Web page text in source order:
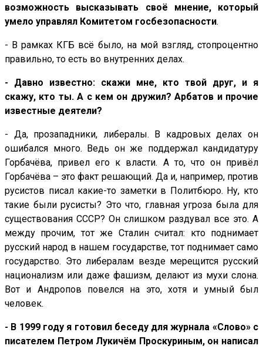
возможность высказывать своё мнение, который
умело управлял Комитетом госбезопасности.
- В рамках КГБ всё было, на мой взгляд, стопроцентно
правильно, то есть во внутренних делах.
- Давно известно: скажи мне, кто твой друг, и я
скажу, кто ты. А с кем он дружил? Арбатов и прочие
известные деятели?
- Да, прозападники, либералы. В кадровых делах он
ошибался много. Ведь он же поддержал кандидатуру
Горбачёва, привел его к власти. А то, что он привёл
Горбачёва – это факт решающий. Да и, например, против
русистов писал какие-то заметки в Политбюро. Ну, кто
такие были русисты? Это что, главная угроза была для
существования СССР? Он слишком раздувал все это. А
между прочим, тот же Сталин считал: кто поднимает
русский народ в нашем государстве, тот поднимает само
государство. Это либералам везде мерещится русский
национализм или даже фашизм, делают из мухи слона.
Вот и Андропов повелся на это, хотя и умный был
человек.
- В 1999 году я готовил беседу для журнала «Слово» с
писателем Петром Лукичём Проскуриным, он написал